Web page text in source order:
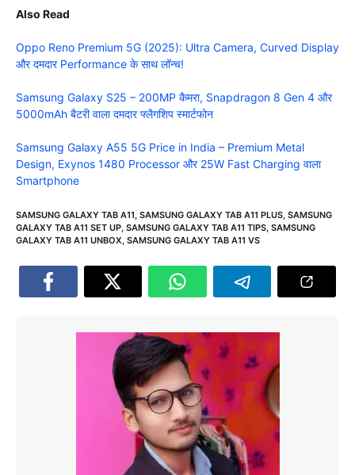
Also Read
Oppo Reno Premium 5G (2025): Ultra Camera, Curved Display
और दमदार Performance के साथ लॉन्च!
Samsung Galaxy S25 – 200MP कैमरा, Snapdragon 8 Gen 4 और
5000mAh बैटरी वाला दमदार फ्लैगशिप स्मार्टफोन
Samsung Galaxy A55 5G Price in India – Premium Metal
Design, Exynos 1480 Processor और 25W Fast Charging वाला
Smartphone
SAMSUNG GALAXY TAB A11, SAMSUNG GALAXY TAB A11 PLUS, SAMSUNG
GALAXY TAB A11 SET UP, SAMSUNG GALAXY TAB A11 TIPS, SAMSUNG
GALAXY TAB A11 UNBOX, SAMSUNG GALAXY TAB A11 VS